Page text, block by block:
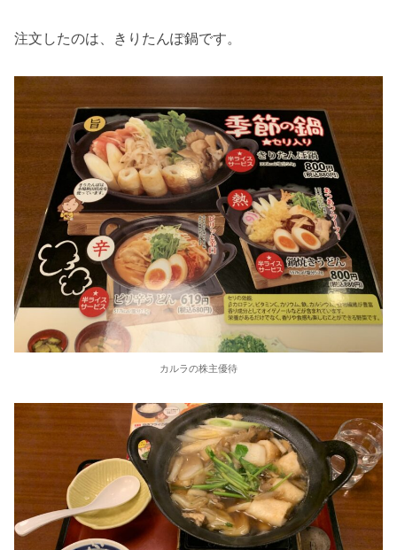
注文したのは、きりたんぽ鍋です。
カルラの株主優待